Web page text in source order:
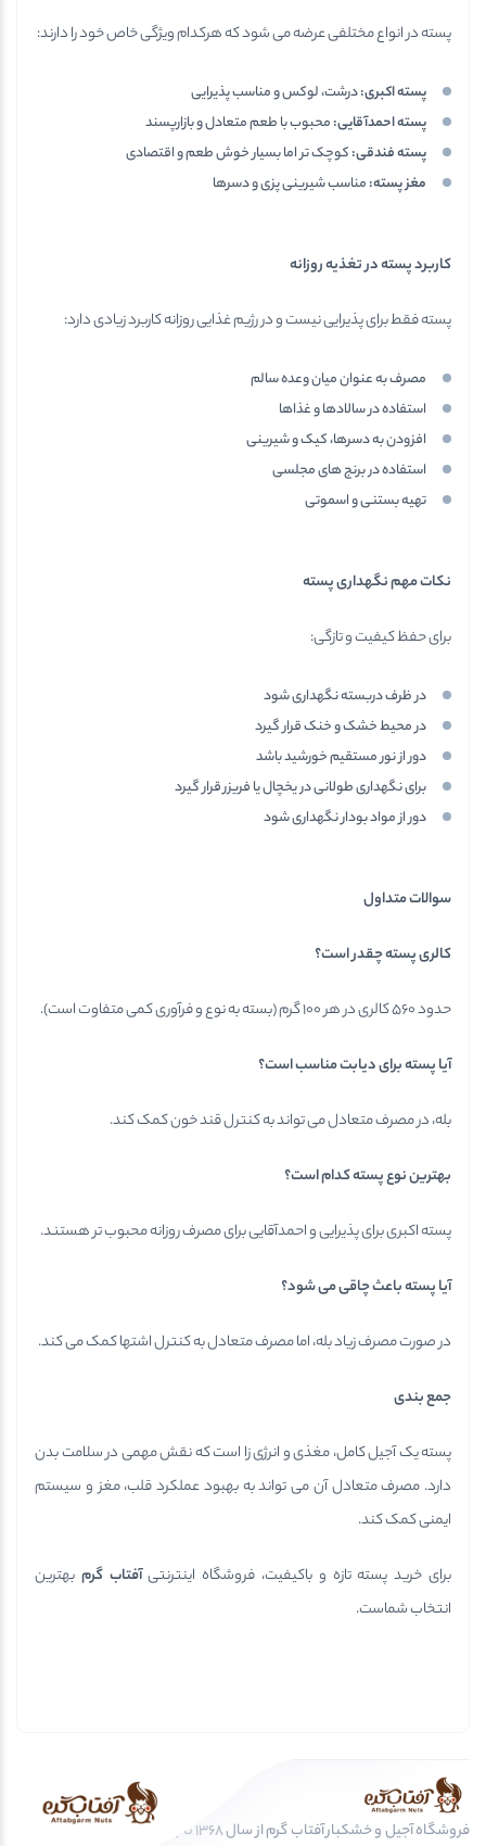
پسته در انواع مختلفی عرضه می شود که هرکدام ویژگی خاص خود را دارند:
پسته اکبری:درشت، لوکس و مناسب پذیرایی
پسته احمدآقایی:محبوب با طعم متعادل و بازارپسند
پسته فندقی:کوچک تر اما بسیار خوش طعم و اقتصادی
مغز پسته:مناسب شیرینی پزی و دسرها
کاربرد پسته در تغذیه روزانه
پسته فقط برای پذیرایی نیست و در رژیم غذایی روزانه کاربرد زیادی دارد:
مصرف به عنوان میان وعده سالم
استفاده در سالادها و غذاها
افزودن به دسرها، کیک و شیرینی
استفاده در برنج های مجلسی
تهیه بستنی و اسموتی
نکات مهم نگهداری پسته
برای حفظ کیفیت و تازگی:
در ظرف دربسته نگهداری شود
در محیط خشک و خنک قرار گیرد
دور از نور مستقیم خورشید باشد
برای نگهداری طولانی در یخچال یا فریزر قرار گیرد
دور از مواد بودار نگهداری شود
سوالات متداول
کالری پسته چقدر است؟
حدود ۵۶۰ کالری در هر ۱۰۰ گرم (بسته به نوع و فرآوری کمی متفاوت است).
آیا پسته برای دیابت مناسب است؟
بله، در مصرف متعادل می تواند به کنترل قند خون کمک کند.
بهترین نوع پسته کدام است؟
پسته اکبری برای پذیرایی و احمدآقایی برای مصرف روزانه محبوب تر هستند.
آیا پسته باعث چاقی می شود؟
در صورت مصرف زیاد بله، اما مصرف متعادل به کنترل اشتها کمک می کند.
جمع بندی
پسته یک آجیل کامل، مغذی و انرژی زا است که نقش مهمی در سلامت بدن
دارد. مصرف متعادل آن می تواند به بهبود عملکرد قلب، مغز و سیستم
ایمنی کمک کند.
برای خرید پسته تازه و باکیفیت، فروشگاه اینترنتیآفتاب گرم بهترین
انتخاب شماست.
فروشگاه آجیل و خشکبار آفتاب گرم از سال 1368 تا به امروز، عرضه کننده مرغوب